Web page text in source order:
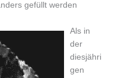
gefüllt werden
Als in
der
diesjähri
gen